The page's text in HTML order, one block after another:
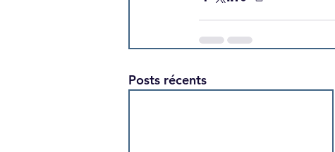
Posts récents